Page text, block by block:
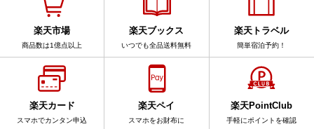
楽天市場
商品数は1億点以上
楽天ブックス
いつでも全品送料無料
楽天トラベル
簡単宿泊予約！
楽天カード
スマホでカンタン申込
楽天ペイ
スマホをお財布に
楽天PointClub
手軽にポイントを確認